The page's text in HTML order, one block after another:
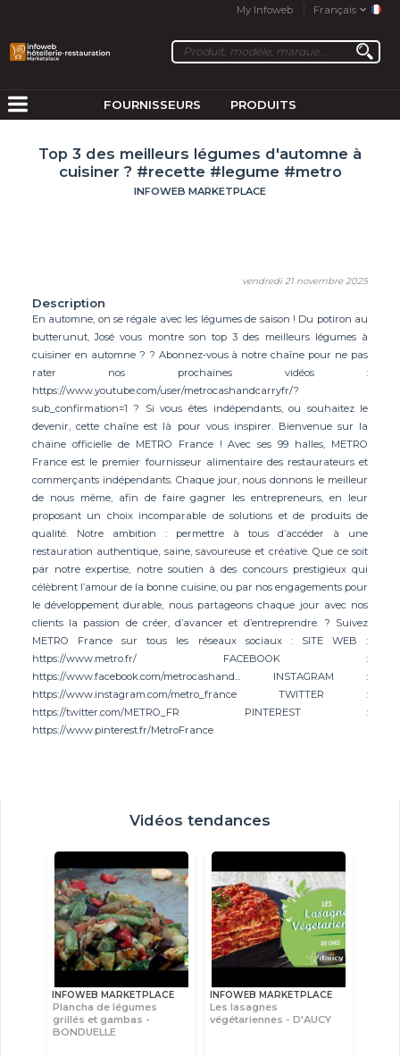
My Infoweb Français
FOURNISSEURS PRODUITS
Top 3 des meilleurs légumes d'automne à
cuisiner ? #recette #legume #metro
INFOWEB MARKETPLACE
vendredi 21 novembre 2025
Description
En automne, on se régale avec les légumes de saison ! Du potiron au
butterunut, José vous montre son top 3 des meilleurs légumes à
cuisiner en automne ? ? Abonnez-vous à notre chaîne pour ne pas
rater nos prochaines vidéos :
https://www.youtube.com/user/metrocashandcarryfr/?
sub_confirmation=1 ? Si vous êtes indépendants, ou souhaitez le
devenir, cette chaîne est là pour vous inspirer. Bienvenue sur la
chaine officielle de METRO France ! Avec ses 99 halles, METRO
France est le premier fournisseur alimentaire des restaurateurs et
commerçants indépendants. Chaque jour, nous donnons le meilleur
de nous même, afin de faire gagner les entrepreneurs, en leur
proposant un choix incomparable de solutions et de produits de
qualité. Notre ambition : permettre à tous d’accéder à une
restauration authentique, saine, savoureuse et créative. Que ce soit
par notre expertise, notre soutien à des concours prestigieux qui
célèbrent l’amour de la bonne cuisine, ou par nos engagements pour
le développement durable, nous partageons chaque jour avec nos
clients la passion de créer, d’avancer et d’entreprendre. ? Suivez
METRO France sur tous les réseaux sociaux : SITE WEB :
https://www.metro.fr/ FACEBOOK :
https://www.facebook.com/metrocashand... INSTAGRAM :
https://www.instagram.com/metro_france TWITTER :
https://twitter.com/METRO_FR PINTEREST :
https://www.pinterest.fr/MetroFrance
Vidéos tendances
INFOWEB MARKETPLACE
Plancha de légumes
grillés et gambas -
BONDUELLE
INFOWEB MARKETPLACE
Les lasagnes
végétariennes - D'AUCY